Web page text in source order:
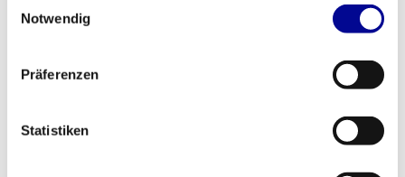
Notwendig
Präferenzen
Statistiken
Life Fitness olympische
Matrix Rückenstreckerbank
Inkl. MwSt.